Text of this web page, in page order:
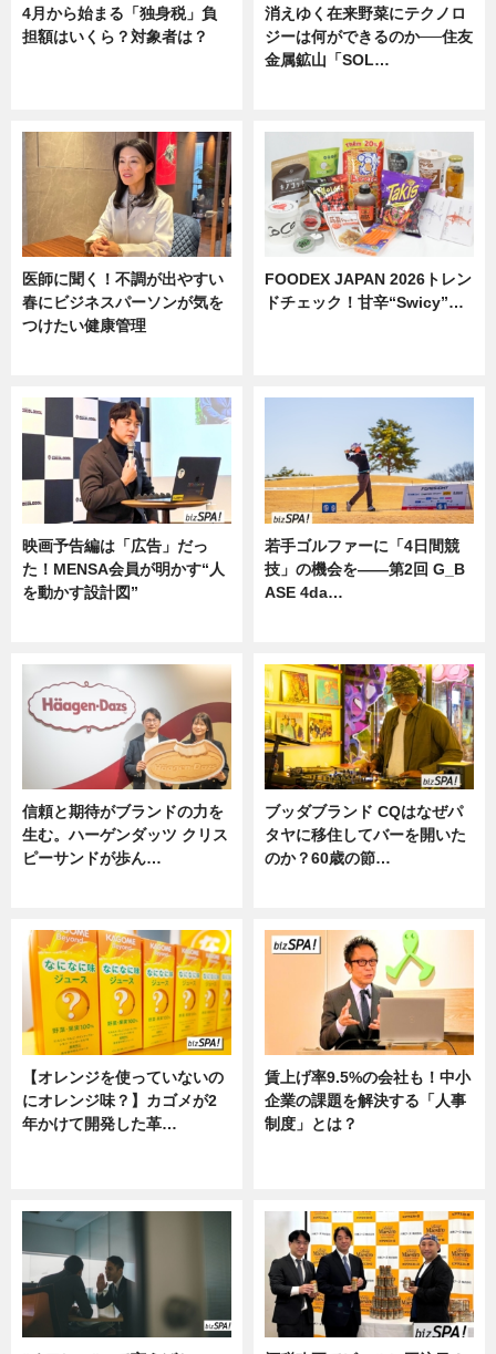
4月から始まる「独身税」負
担額はいくら？対象者は？
消えゆく在来野菜にテクノロ
ジーは何ができるのか──住友
金属鉱山「SOL…
医師に聞く！不調が出やすい
春にビジネスパーソンが気を
つけたい健康管理
FOODEX JAPAN 2026トレン
ドチェック！甘辛“Swicy”…
映画予告編は「広告」だっ
た！MENSA会員が明かす“人
を動かす設計図”
若手ゴルファーに「4日間競
技」の機会を——第2回 G_B
ASE 4da…
信頼と期待がブランドの力を
生む。ハーゲンダッツ クリス
ピーサンドが歩ん…
ブッダブランド CQはなぜパ
タヤに移住してバーを開いた
のか？60歳の節…
【オレンジを使っていないの
にオレンジ味？】カゴメが2
年かけて開発した革…
賃上げ率9.5%の会社も！中小
企業の課題を解決する「人事
制度」とは？